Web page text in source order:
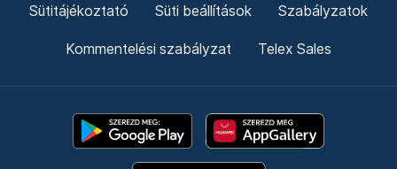
Sütitájékoztató Süti beállítások Szabályzatok
Kommentelési szabályzat Telex Sales